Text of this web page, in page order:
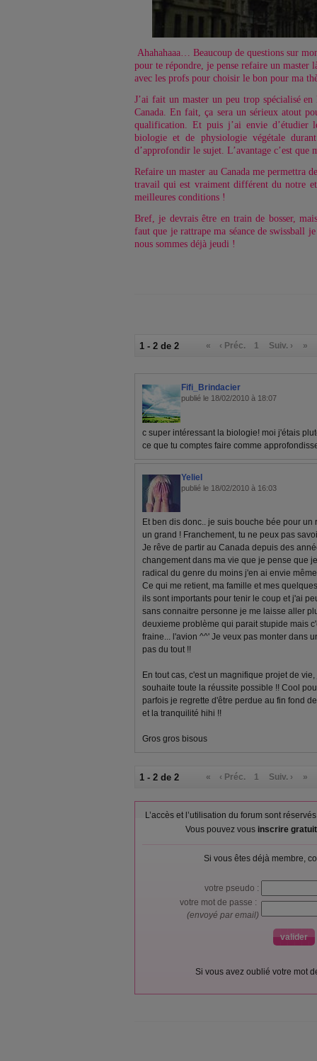
Ahahahaaa… Beaucoup de questions sur
pour te répondre, je pense refaire un master
avec les profs pour choisir le bon pour ma
J’ai fait un master un peu trop spécialisé
Canada. En fait, ça sera un sérieux atout
qualification. Et puis j’ai envie d’étudier
biologie et de physiologie végétale
d’approfondir le sujet. L’avantage c’est que
Refaire un master au Canada me permettra
travail qui est vraiment différent du notre et
meilleures conditions !
Bref, je devrais être en train de bosser,
faut que je rattrape ma séance de swissball
nous sommes déjà jeudi !
1 - 2 de 2 « ‹ Préc. 1 Suiv. › »
Fifi_Brindacier
publié le 18/02/2010 à 18:07
c super intéressant la biologie! moi j'étais
ce que tu comptes faire comme
Yeliel
publié le 18/02/2010 à 16:03
Et ben dis donc.. je suis bouche bée pour
un grand ! Franchement, tu ne peux pas
Je rêve de partir au Canada depuis des
changement dans ma vie que je pense que
radical du genre du moins j'en ai envie
Ce qui me retient, ma famille et mes
ils sont importants pour tenir le coup et j'ai
sans connaitre personne je me laisse aller
deuxieme problème qui parait stupide mais
fraine... l'avion ^^' Je veux pas monter dans
pas du tout !!
En tout cas, c'est un magnifique projet de
souhaite toute la réussite possible !! Cool
parfois je regrette d'être perdue au fin fond
et la tranquilité hihi !!
Gros gros bisous
1 - 2 de 2 « ‹ Préc. 1 Suiv. › »
L’accès et l’utilisation du forum sont
Vous pouvez vous inscrire
Si vous êtes déjà membre,
votre pseudo :
votre mot de passe :
(envoyé par email)
Si vous avez oublié votre mot